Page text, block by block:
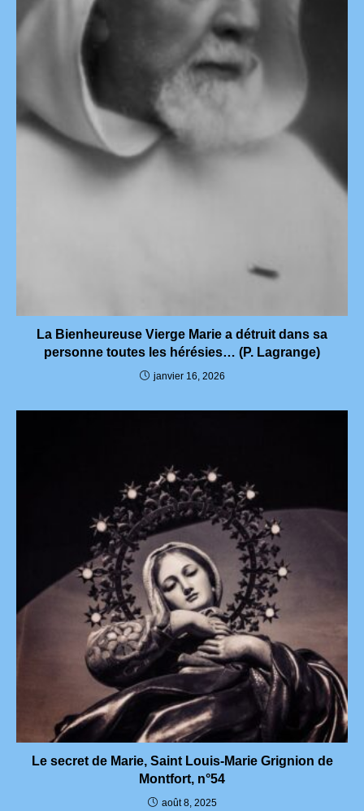
La Bienheureuse Vierge Marie a détruit dans sa
personne toutes les hérésies… (P. Lagrange)
janvier 16, 2026
Le secret de Marie, Saint Louis-Marie Grignion de
Montfort, n°54
août 8, 2025